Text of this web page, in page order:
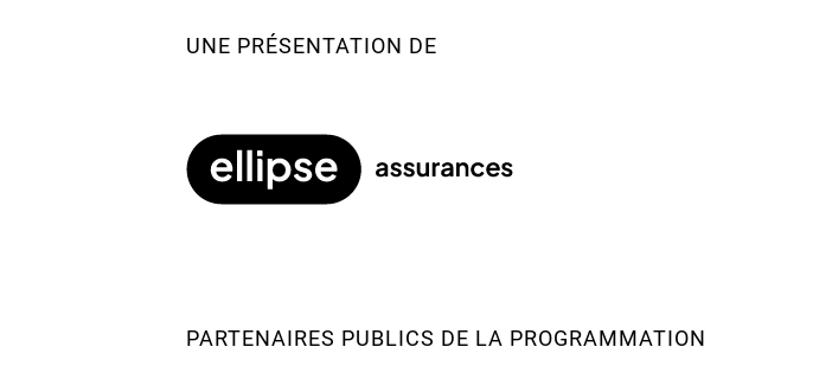
UNE PRÉSENTATION DE
PARTENAIRES PUBLICS DE LA PROGRAMMATION